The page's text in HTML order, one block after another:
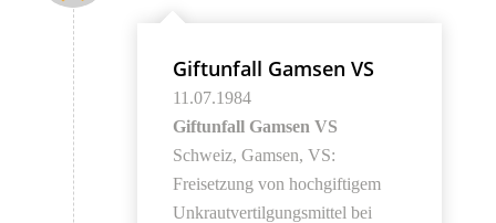
Giftunfall Gamsen VS
11.07.1984
Giftunfall Gamsen VS
Schweiz, Gamsen, VS:
Freisetzung von hochgiftigem
Unkrautvertilgungsmittel bei